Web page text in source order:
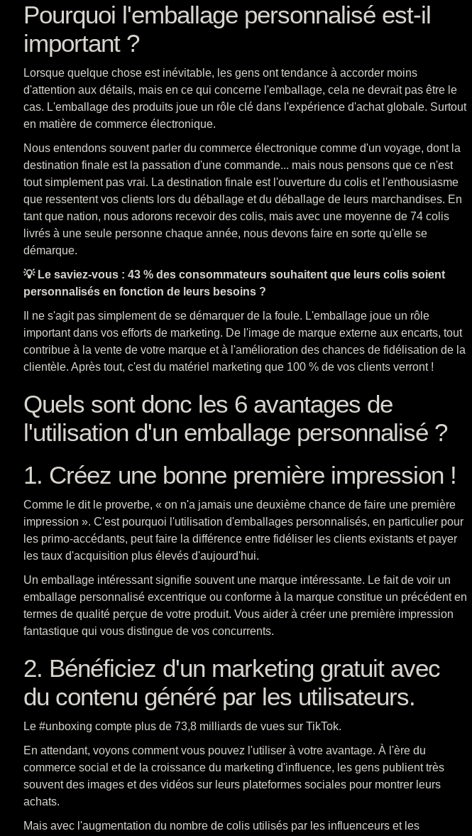
Pourquoi l'emballage personnalisé est-il
important ?
Lorsque quelque chose est inévitable, les gens ont tendance à accorder moins
d'attention aux détails, mais en ce qui concerne l'emballage, cela ne devrait pas être le
cas. L'emballage des produits joue un rôle clé dans l'expérience d'achat globale. Surtout
en matière de commerce électronique.
Nous entendons souvent parler du commerce électronique comme d'un voyage, dont la
destination finale est la passation d'une commande... mais nous pensons que ce n'est
tout simplement pas vrai. La destination finale est l'ouverture du colis et l'enthousiasme
que ressentent vos clients lors du déballage et du déballage de leurs marchandises. En
tant que nation, nous adorons recevoir des colis, mais avec une moyenne de 74 colis
livrés à une seule personne chaque année, nous devons faire en sorte qu'elle se
démarque.
💡 Le saviez-vous : 43 % des consommateurs souhaitent que leurs colis soient
personnalisés en fonction de leurs besoins ?
Il ne s'agit pas simplement de se démarquer de la foule. L'emballage joue un rôle
important dans vos efforts de marketing. De l'image de marque externe aux encarts, tout
contribue à la vente de votre marque et à l'amélioration des chances de fidélisation de la
clientèle. Après tout, c'est du matériel marketing que 100 % de vos clients verront !
Quels sont donc les 6 avantages de
l'utilisation d'un emballage personnalisé ?
1. Créez une bonne première impression !
Comme le dit le proverbe, « on n'a jamais une deuxième chance de faire une première
impression ». C'est pourquoi l'utilisation d'emballages personnalisés, en particulier pour
les primo-accédants, peut faire la différence entre fidéliser les clients existants et payer
les taux d'acquisition plus élevés d'aujourd'hui.
Un emballage intéressant signifie souvent une marque intéressante. Le fait de voir un
emballage personnalisé excentrique ou conforme à la marque constitue un précédent en
termes de qualité perçue de votre produit. Vous aider à créer une première impression
fantastique qui vous distingue de vos concurrents.
2. Bénéficiez d'un marketing gratuit avec
du contenu généré par les utilisateurs.
Le #unboxing compte plus de 73,8 milliards de vues sur TikTok.
En attendant, voyons comment vous pouvez l'utiliser à votre avantage. À l'ère du
commerce social et de la croissance du marketing d'influence, les gens publient très
souvent des images et des vidéos sur leurs plateformes sociales pour montrer leurs
achats.
Mais avec l'augmentation du nombre de colis utilisés par les influenceurs et les